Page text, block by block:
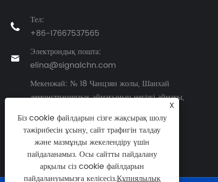

Тел:
+86-17667537565

Электрондық пошта:
elina@signalchn.com
Мекенжай: № 18 Чанцзян жолы, Шанхай
демонстрациялық аймағының негізгі аймағы,
Цзяочжоу қаласы, Циндао қаласы, Шаньдун
провинциясы, Қытай
X
Біз cookie файлдарын сізге жақсырақ шолу
тәжірибесін ұсыну, сайт трафигін талдау
және мазмұнды жекелендіру үшін
пайдаланамыз. Осы сайтты пайдалану
арқылы сіз cookie файлдарын
пайдалануымызға келісесіз.Құпиялылық